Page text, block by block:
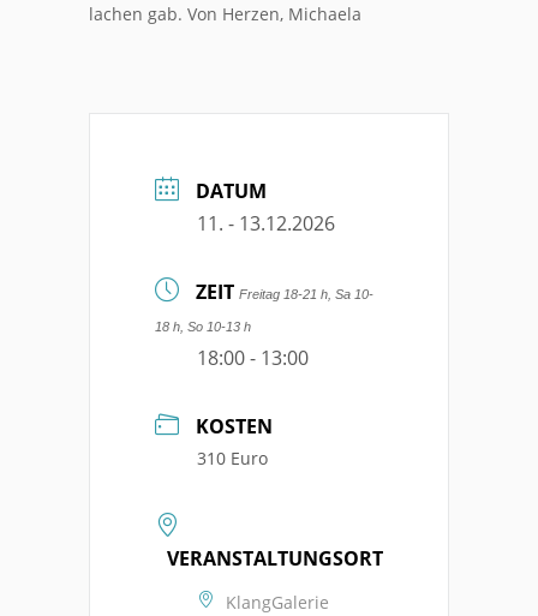
lachen gab. Von Herzen, Michaela
DATUM
11. - 13.12.2026
ZEIT Freitag 18-21 h, Sa 10-
18 h, So 10-13 h
18:00 - 13:00
KOSTEN
310 Euro
VERANSTALTUNGSORT
KlangGalerie